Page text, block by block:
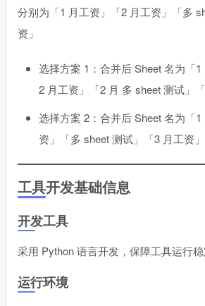
分别为「1 月工资」「2 月工资」「多
资」
选择方案 1：合并后 Sheet 名为「1
2 月工资」「2 月 多 sheet 测试」
选择方案 2：合并后 Sheet 名为「
资」「多 sheet 测试」「3 月工资」
工具开发基础信息
开发工具
采用 Python 语言开发，保障工具运行
运行环境